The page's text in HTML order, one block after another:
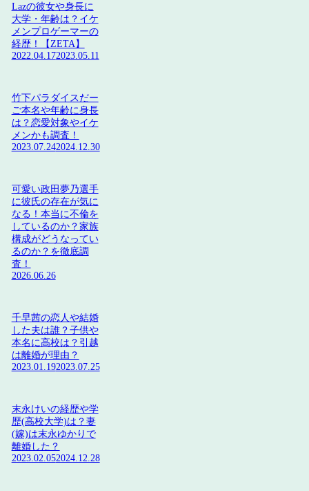
Lazの彼女や身長に
大学・年齢は？イケ
メンプロゲーマーの
経歴！【ZETA】
2022.04.172023.05.11
竹下パラダイスだー
ご本名や年齢に身長
は？恋愛対象やイケ
メンかも調査！
2023.07.242024.12.30
可愛い政田夢乃選手
に彼氏の存在が気に
なる！本当に不倫を
しているのか？家族
構成がどうなってい
るのか？を徹底調
査！
2026.06.26
千早茜の恋人や結婚
した夫は誰？子供や
本名に高校は？引越
は離婚が理由？
2023.01.192023.07.25
末永けいの経歴や学
歴(高校大学)は？妻
(嫁)は末永ゆかりで
離婚した？
2023.02.052024.12.28